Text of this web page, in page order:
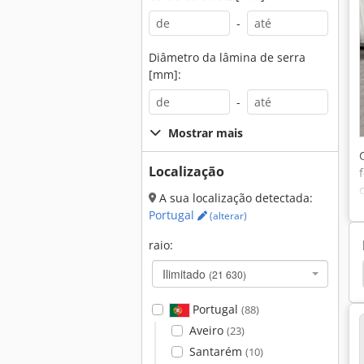
-
Diâmetro da lâmina de serra
[mm]:
-
Mostrar mais
Localização
A sua localização detectada:
Portugal
(alterar)
raio:
Ilimitado (21 630)
Portugal (88)
Aveiro (23)
Santarém (10)
Nabertherm Leve Ao Forno